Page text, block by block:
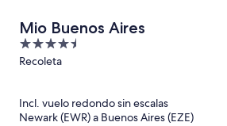
Mio Buenos Aires
4.5
out
5
Recoleta
Incl. vuelo redondo sin escalas
Newark (EWR) a Buenos Aires (EZE)